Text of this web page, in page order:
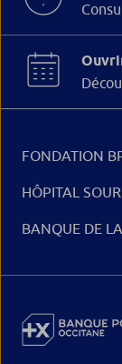
FONDATION
HÔPITAL
BANQUE DE